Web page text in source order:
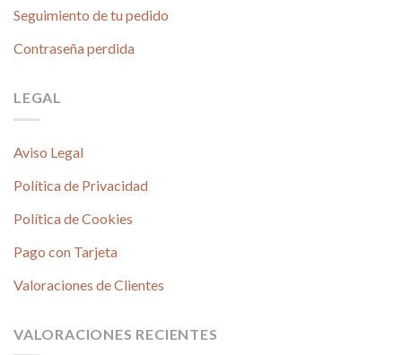
Seguimiento de tu pedido
Contraseña perdida
LEGAL
Aviso Legal
Política de Privacidad
Política de Cookies
Pago con Tarjeta
Valoraciones de Clientes
VALORACIONES RECIENTES